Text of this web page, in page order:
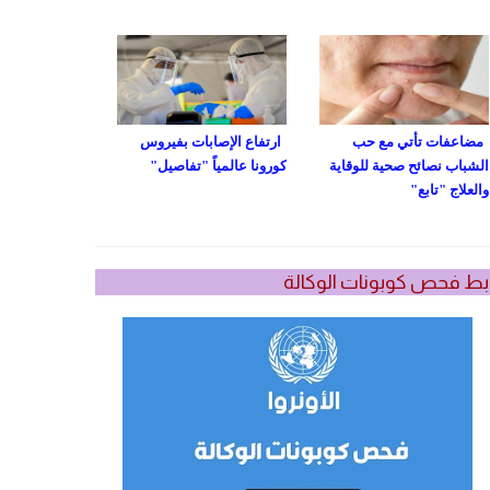
ارتفاع الإصابات بفيروس
كورونا عالمياً "تفاصيل"
مضاعفات تأتي مع حب
الشباب نصائح صحية للوقاية
والعلاج "تابع"
فحص كوبونات الوكالة